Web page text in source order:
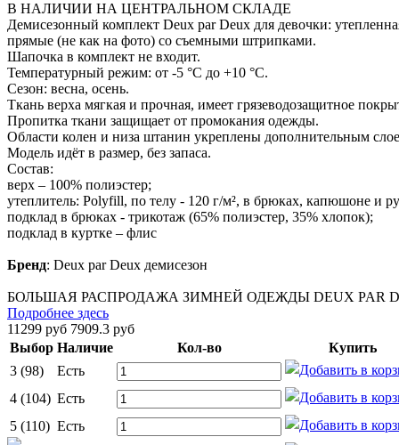
В НАЛИЧИИ НА ЦЕНТРАЛЬНОМ СКЛАДЕ
Демисезонный комплект Deux par Deux для девочки:
прямые (не как на фото) со съемными штрипками.
Шапочка в комплект не входит.
Температурный режим: от -5 °С до +10 °С.
Сезон: весна, осень.
Ткань верха мягкая и прочная, имеет грязеводозащитное
Пропитка ткани защищает от промокания одежды.
Области колен и низа штанин укреплены дополнительным
Модель идёт в размер, без запаса.
Состав:
верх – 100% полиэстер;
утеплитель: Polyfill, по телу - 120 г/м², в брюках, капюшоне и
подклад в брюках - трикотаж (65% полиэстер, 35% хлопок);
подклад в куртке – флис
Бренд: Deux par Deux демисезон
БОЛЬШАЯ РАСПРОДАЖА ЗИМНЕЙ ОДЕЖДЫ DEUX PAR
Подробнее здесь
11299 руб 7909.3 руб
Выбор Наличие Кол-во
Купить
3 (98)
Есть
4 (104) Есть
5 (110) Есть